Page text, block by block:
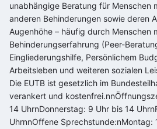
unabhängige Beratung für Menschen
anderen Behinderungen sowie deren
Augenhöhe – häufig durch Menschen
Behinderungserfahrung (Peer-
Eingliederungshilfe, Persönlichem
Arbeitsleben und weiteren sozialen
Die EUTB ist gesetzlich im
verankert und
14 UhrnDonnerstag: 9 Uhr bis 14
UhrnnOffene Sprechstunde:nMontag: